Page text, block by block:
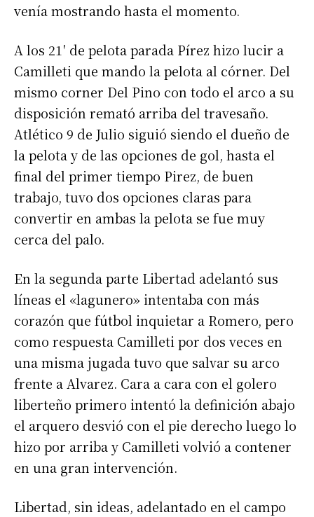
venía mostrando hasta el momento.
A los 21′ de pelota parada Pírez hizo lucir a
Camilleti que mando la pelota al córner. Del
mismo corner Del Pino con todo el arco a su
disposición remató arriba del travesaño.
Atlético 9 de Julio siguió siendo el dueño de
la pelota y de las opciones de gol, hasta el
final del primer tiempo Pirez, de buen
trabajo, tuvo dos opciones claras para
convertir en ambas la pelota se fue muy
cerca del palo.
En la segunda parte Libertad adelantó sus
líneas el «lagunero» intentaba con más
corazón que fútbol inquietar a Romero, pero
como respuesta Camilleti por dos veces en
una misma jugada tuvo que salvar su arco
frente a Alvarez. Cara a cara con el golero
liberteño primero intentó la definición abajo
el arquero desvió con el pie derecho luego lo
hizo por arriba y Camilleti volvió a contener
en una gran intervención.
Libertad, sin ideas, adelantado en el campo